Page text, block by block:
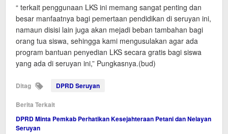
“ terkait penggunaan LKS ini memang sangat penting dan
besar manfaatnya bagi pemertaan pendidikan di seruyan ini,
namaun disisi lain juga akan mejadi beban tambahan bagi
orang tua siswa, sehingga kami mengusulakan agar ada
program bantuan penyedian LKS secara gratis bagi siswa
yang ada di seruyan ini,” Pungkasnya.(bud)
Ditag DPRD Seruyan
Berita Terkait
DPRD Minta Pemkab Perhatikan Kesejahteraan Petani dan Nelayan
Seruyan